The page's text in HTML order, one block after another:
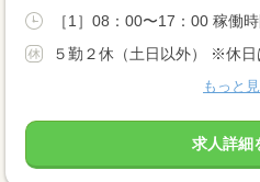
［1］08：00〜17：00 稼働
５勤２休（土日以外） ※休日
もっと
求人詳細